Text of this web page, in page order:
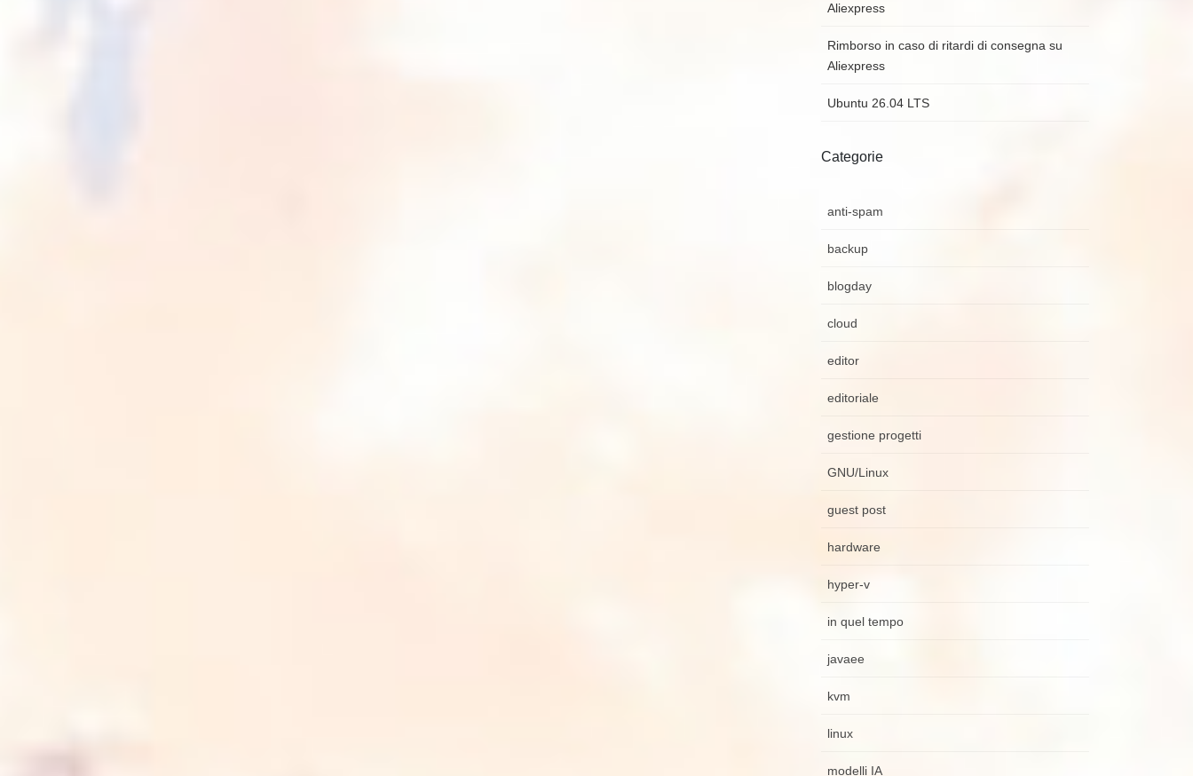
Aliexpress
Rimborso in caso di ritardi di consegna su
Aliexpress
Ubuntu 26.04 LTS
Categorie
anti-spam
backup
blogday
cloud
editor
editoriale
gestione progetti
GNU/Linux
guest post
hardware
hyper-v
in quel tempo
javaee
kvm
linux
modelli IA